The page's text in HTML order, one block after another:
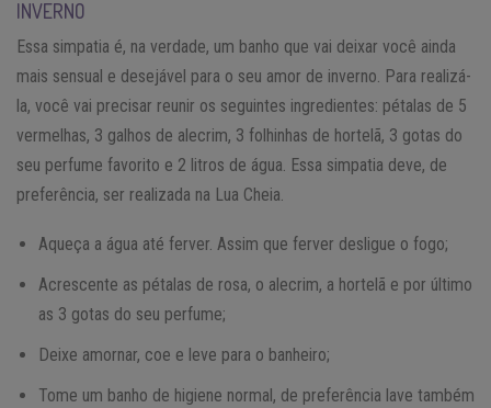
INVERNO
Essa simpatia é, na verdade, um banho que vai deixar você ainda
mais sensual e desejável para o seu amor de inverno. Para realizá-
la, você vai precisar reunir os seguintes ingredientes: pétalas de 5
vermelhas, 3 galhos de alecrim, 3 folhinhas de hortelã, 3 gotas do
seu perfume favorito e 2 litros de água. Essa simpatia deve, de
preferência, ser realizada na Lua Cheia.
Aqueça a água até ferver. Assim que ferver desligue o fogo;
Acrescente as pétalas de rosa, o alecrim, a hortelã e por último
as 3 gotas do seu perfume;
Deixe amornar, coe e leve para o banheiro;
Tome um banho de higiene normal, de preferência lave também